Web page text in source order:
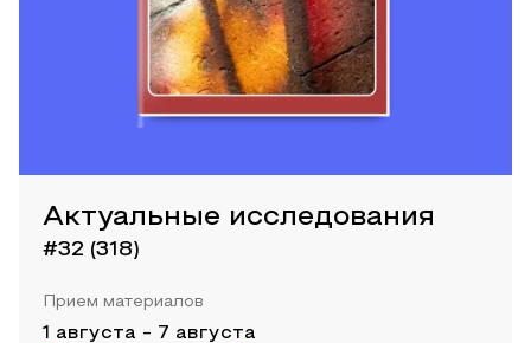
Актуальные исследования
#32 (318)
Прием материалов
1 августа - 7 августа